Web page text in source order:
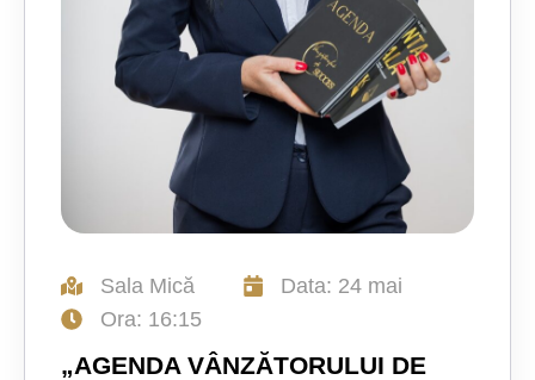
Sala Mică
Data: 24 mai
Ora: 16:15
„AGENDA VÂNZĂTORULUI DE